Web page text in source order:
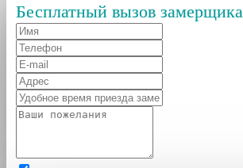
Бесплатный вызов замерщика